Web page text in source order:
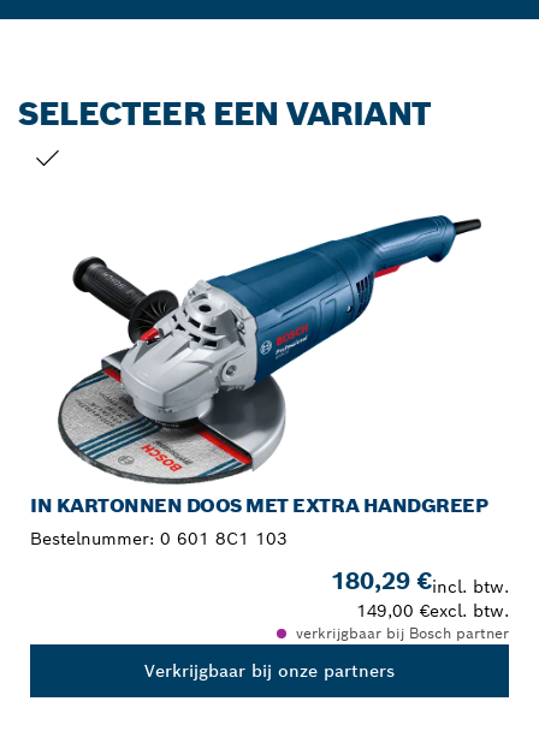
SELECTEER EEN VARIANT
IN KARTONNEN DOOS MET EXTRA HANDGREEP
Bestelnummer: 0 601 8C1 103
180,29 €incl. btw.
149,00 €excl. btw.
verkrijgbaar bij Bosch partner
Verkrijgbaar bij onze partners